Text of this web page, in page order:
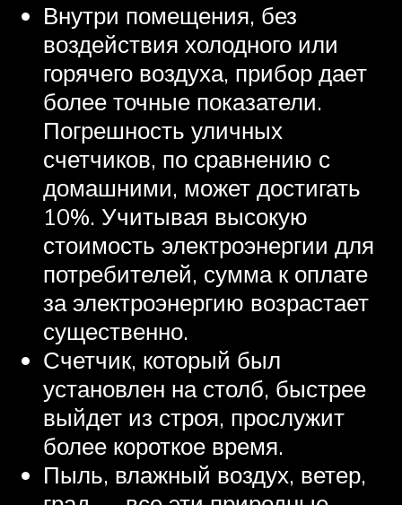
Внутри помещения, без
воздействия холодного или
горячего воздуха, прибор дает
более точные показатели.
Погрешность уличных
счетчиков, по сравнению с
домашними, может достигать
10%. Учитывая высокую
стоимость электроэнергии для
потребителей, сумма к оплате
за электроэнергию возрастает
существенно.
Счетчик, который был
установлен на столб, быстрее
выйдет из строя, прослужит
более короткое время.
Пыль, влажный воздух, ветер,